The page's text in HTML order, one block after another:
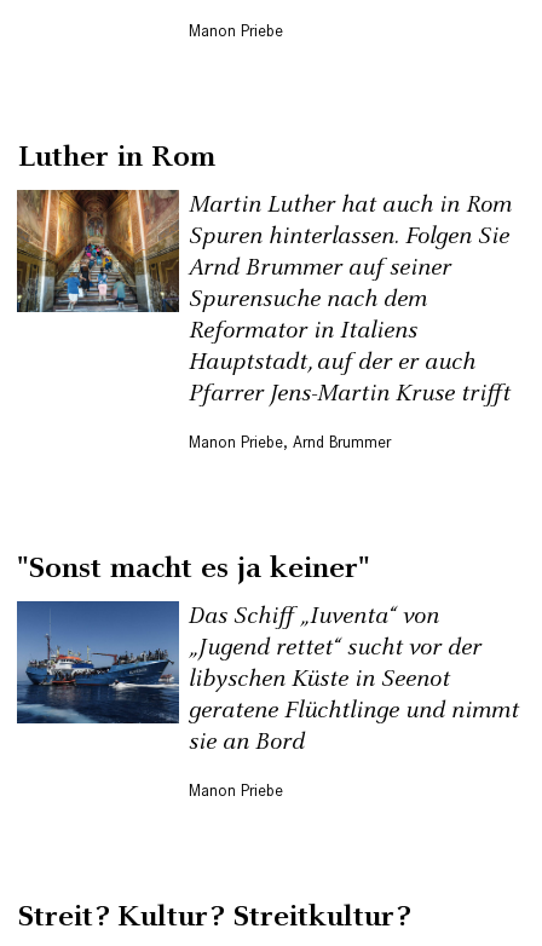
Manon Priebe
Luther in Rom
Martin Luther hat auch in Rom
Spuren hinterlassen. Folgen Sie
Arnd Brummer auf seiner
Spurensuche nach dem
Reformator in Italiens
Hauptstadt, auf der er auch
Pfarrer Jens-Martin Kruse trifft
Manon Priebe,Arnd Brummer
"Sonst macht es ja keiner"
Das Schiff „Iuventa“ von
„Jugend rettet“ sucht vor der
libyschen Küste in Seenot
geratene Flüchtlinge und nimmt
sie an Bord
Manon Priebe
Streit? Kultur? Streitkultur?